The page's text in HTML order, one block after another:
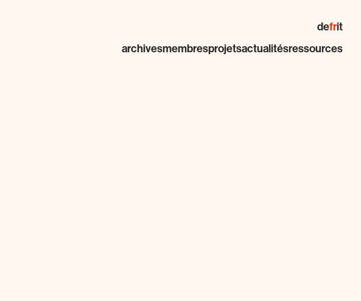
defrit
archivesmembresprojetsactualitésressources